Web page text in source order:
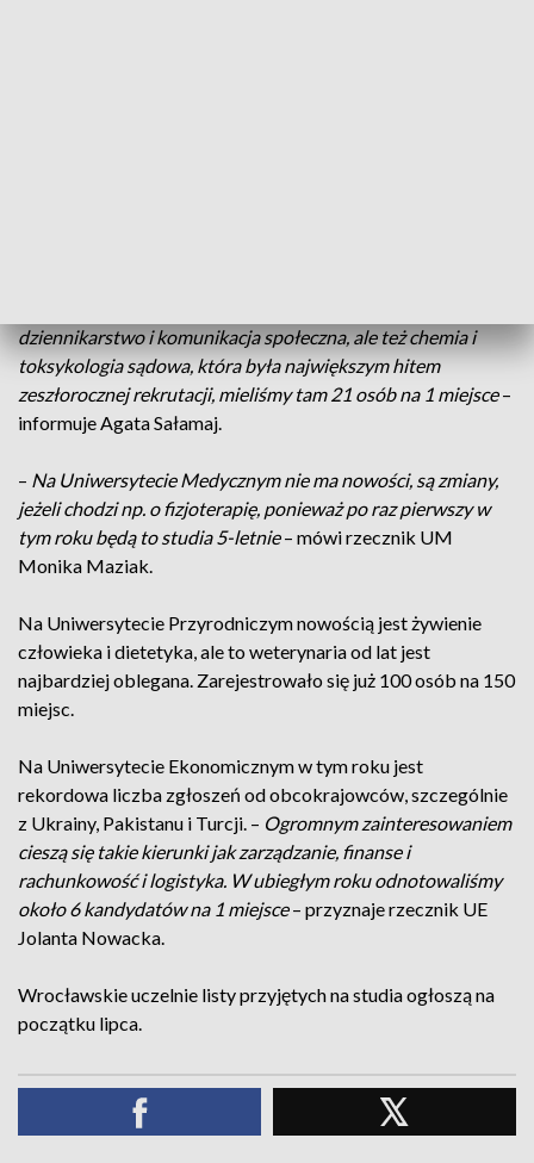
dziennikarstwo i komunikacja społeczna, ale też chemia i
toksykologia sądowa, która była największym hitem
zeszłorocznej rekrutacji, mieliśmy tam 21 osób na 1 miejsce–
informuje Agata Sałamaj.
– Na Uniwersytecie Medycznym nie ma nowości, są zmiany,
jeżeli chodzi np. o fizjoterapię, ponieważ po raz pierwszy w
tym roku będą to studia 5-letnie– mówi rzecznik UM
Monika Maziak.
Na Uniwersytecie Przyrodniczym nowością jest żywienie
człowieka i dietetyka, ale to weterynaria od lat jest
najbardziej oblegana. Zarejestrowało się już 100 osób na 150
miejsc.
Na Uniwersytecie Ekonomicznym w tym roku jest
rekordowa liczba zgłoszeń od obcokrajowców, szczególnie
z Ukrainy, Pakistanu i Turcji. – Ogromnym zainteresowaniem
cieszą się takie kierunki jak zarządzanie, finanse i
rachunkowość i logistyka. W ubiegłym roku odnotowaliśmy
około 6 kandydatów na 1 miejsce– przyznaje rzecznik UE
Jolanta Nowacka.
Wrocławskie uczelnie listy przyjętych na studia ogłoszą na
początku lipca.